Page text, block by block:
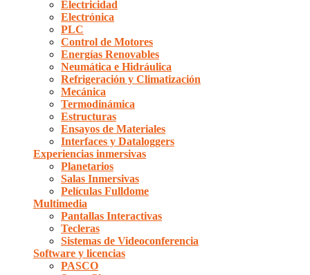
Electricidad
Electrónica
PLC
Control de Motores
Energías Renovables
Neumática e Hidráulica
Refrigeración y Climatización
Mecánica
Termodinámica
Estructuras
Ensayos de Materiales
Interfaces y Dataloggers
Experiencias inmersivas
Planetarios
Salas Inmersivas
Películas Fulldome
Multimedia
Pantallas Interactivas
Tecleras
Sistemas de Videoconferencia
Software y licencias
PASCO